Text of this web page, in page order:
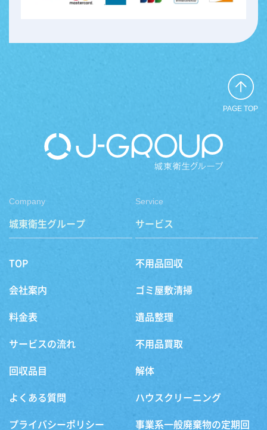
PAGE TOP
Company
城東衛生グループ
TOP
会社案内
料金表
サービスの流れ
回収品目
よくある質問
プライバシーポリシー
Service
サービス
不用品回収
ゴミ屋敷清掃
遺品整理
不用品買取
解体
ハウスクリーニング
事業系一般廃棄物の定期回